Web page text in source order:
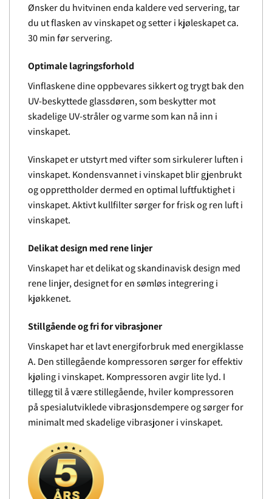
Ønsker du hvitvinen enda kaldere ved servering, tar
du ut flasken av vinskapet og setter i kjøleskapet ca.
30 min før servering.
Optimale lagringsforhold
Vinflaskene dine oppbevares sikkert og trygt bak den
UV-beskyttede glassdøren, som beskytter mot
skadelige UV-stråler og varme som kan nå inn i
vinskapet.
Vinskapet er utstyrt med vifter som sirkulerer luften i
vinskapet. Kondensvannet i vinskapet blir gjenbrukt
og opprettholder dermed en optimal luftfuktighet i
vinskapet. Aktivt kullfilter sørger for frisk og ren luft i
vinskapet.
Delikat design med rene linjer
Vinskapet har et delikat og skandinavisk design med
rene linjer, designet for en sømløs integrering i
kjøkkenet.
Stillgående og fri for vibrasjoner
Vinskapet har et lavt energiforbruk med energiklasse
A. Den stillegående kompressoren sørger for effektiv
kjøling i vinskapet. Kompressoren avgir lite lyd. I
tillegg til å være stillegående, hviler kompressoren
på spesialutviklede vibrasjonsdempere og sørger for
minimalt med skadelige vibrasjoner i vinskapet.